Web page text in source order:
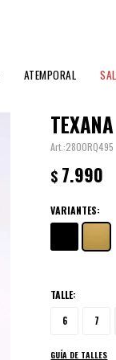
ATEMPORAL
2800RQ495
$ 7.990
VARIANTES:
TALLE:
6 7
GUÍA DE TALLES